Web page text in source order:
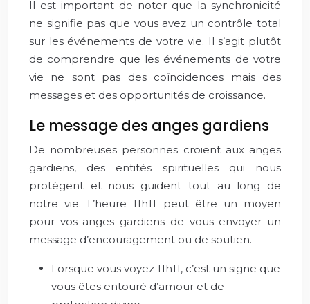
Il est important de noter que la synchronicité
ne signifie pas que vous avez un contrôle total
sur les événements de votre vie. Il s’agit plutôt
de comprendre que les événements de votre
vie ne sont pas des coïncidences mais des
messages et des opportunités de croissance.
Le message des anges gardiens
De nombreuses personnes croient aux anges
gardiens, des entités spirituelles qui nous
protègent et nous guident tout au long de
notre vie. L’heure 11h11 peut être un moyen
pour vos anges gardiens de vous envoyer un
message d’encouragement ou de soutien.
Lorsque vous voyez 11h11, c’est un signe que
vous êtes entouré d’amour et de